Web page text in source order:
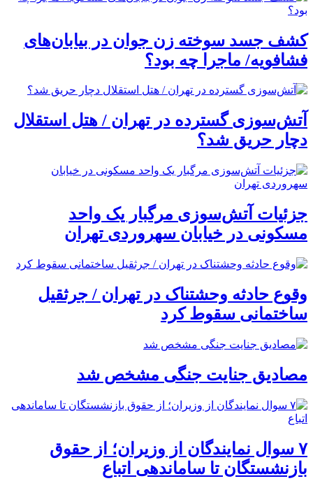
کشف جسد سوخته زن جوان در بیابان‌های
فشافویه/ ماجرا چه بود؟
آتش‌سوزی گسترده در تهران / هتل استقلال
دچار حریق شد؟
جزئیات آتش‌سوزی مرگبار یک واحد
مسکونی در خیابان سهروردی تهران
وقوع حادثه وحشتناک در تهران / جرثقیل
ساختمانی سقوط کرد
مصادیق جنایت جنگی مشخص شد
۷ سوال نمایندگان از وزیران؛ از حقوق
بازنشستگان تا ساماندهی اتباع